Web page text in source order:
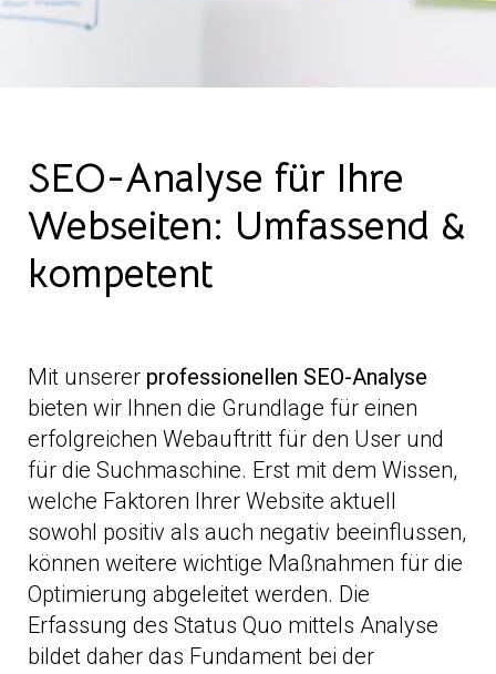
SEO-Analyse für Ihre
Webseiten: Umfassend &
kompetent
Mit unserer professionellen SEO-Analyse
bieten wir Ihnen die Grundlage für einen
erfolgreichen Webauftritt für den User und
für die Suchmaschine. Erst mit dem Wissen,
welche Faktoren Ihrer Website aktuell
sowohl positiv als auch negativ beeinflussen,
können weitere wichtige Maßnahmen für die
Optimierung abgeleitet werden. Die
Erfassung des Status Quo mittels Analyse
bildet daher das Fundament bei der